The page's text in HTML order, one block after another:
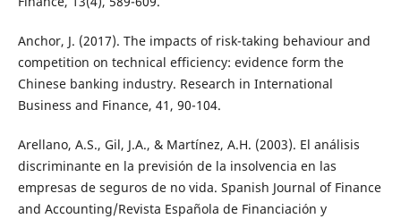
Anchor, J. (2017). The impacts of risk-taking behaviour and
competition on technical efficiency: evidence form the
Chinese banking industry. Research in International
Business and Finance, 41, 90-104.
Arellano, A.S., Gil, J.A., & Martínez, A.H. (2003). El análisis
discriminante en la previsión de la insolvencia en las
empresas de seguros de no vida. Spanish Journal of Finance
and Accounting/Revista Española de Financiación y